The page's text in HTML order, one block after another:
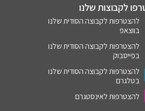
לקבוצות שלנו
להצטרפות לקבוצה הסודית שלנו
בווצאפ
להצטרפות לקבוצה הסודית שלנו
בפייסבוק
להצטרפות לקבוצה הסודית שלנו
בטלגרם
להצטרפות לאינסטגרם